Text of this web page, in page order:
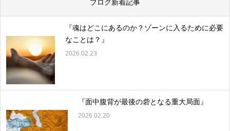
ブログ新着記事
『魂はどこにあるのか？ゾーンに入るために必要
なことは？』
2026.02.23
『面中腹背が最後の砦となる重大局面』
2026.02.20